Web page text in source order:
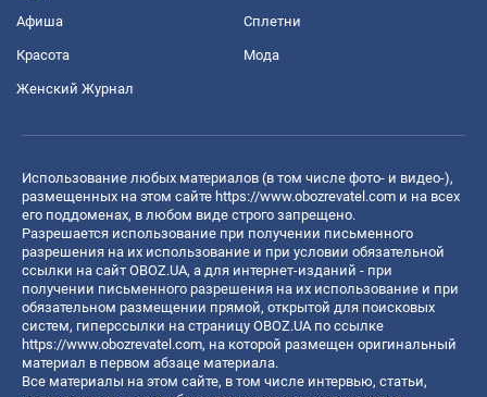
Афиша Сплетни
Красота Мода
Женский Журнал
Использование любых материалов (в том числе фото- и видео-),
размещенных на этом сайте https://www.obozrevatel.com и на всех
его поддоменах, в любом виде строго запрещено.
Разрешается использование при получении письменного
разрешения на их использование и при условии обязательной
ссылки на сайт OBOZ.UA, а для интернет-изданий - при
получении письменного разрешения на их использование и при
обязательном размещении прямой, открытой для поисковых
систем, гиперссылки на страницу OBOZ.UA по ссылке
https://www.obozrevatel.com, на которой размещен оригинальный
материал в первом абзаце материала.
Все материалы на этом сайте, в том числе интервью, статьи,